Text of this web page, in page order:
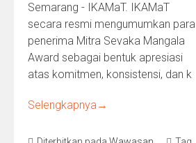
Semarang - IKAMaT. IKAMaT
secara resmi mengumumkan para
penerima Mitra Sevaka Mangala
Award sebagai bentuk apresiasi
atas komitmen, konsistensi, dan k
Selengkapnya→